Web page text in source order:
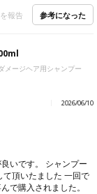
報告 参考になった
メージヘア用シャンプー
2026/06/10
いです。 シャンプー
頂いたました 一回で
で購入されました。